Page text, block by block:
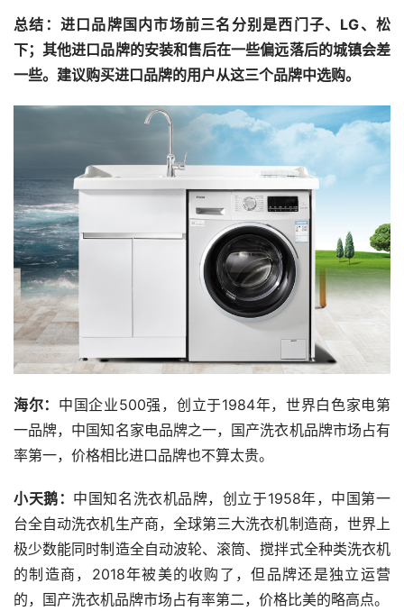
总结：进口品牌国内市场前三名分别是西门子、LG、松
下；其他进口品牌的安装和售后在一些偏远落后的城镇会差
一些。建议购买进口品牌的用户从这三个品牌中选购。
海尔： 中国企业500强，创立于1984年，世界白色家电第
一品牌，中国知名家电品牌之一，国产洗衣机品牌市场占有
率第一，价格相比进口品牌也不算太贵。
小天鹅： 中国知名洗衣机品牌，创立于1958年，中国第一
台全自动洗衣机生产商，全球第三大洗衣机制造商，世界上
极少数能同时制造全自动波轮、滚筒、搅拌式全种类洗衣机
的制造商，2018年被美的收购了，但品牌还是独立运营
的，国产洗衣机品牌市场占有率第二，价格比美的略高点。